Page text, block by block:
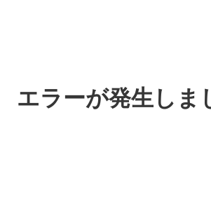
エラーが発生しま